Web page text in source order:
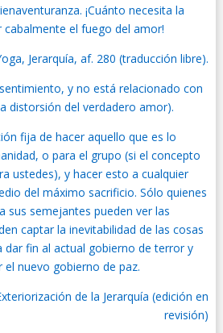
¡Cuánto necesita la
el fuego del amor!
Jerarquía, af. 280 (traducción libre).
y no está relacionado con
distorsión del verdadero amor).
fija de hacer aquello que es lo
o para el grupo (si el concepto
ustedes), y hacer esto a cualquier
del máximo sacrificio. Sólo quienes
sus semejantes pueden ver las
captar la inevitabilidad de las cosas
dar fin al actual gobierno de terror y
nuevo gobierno de paz.
de la Jerarquía (edición en
revisión)